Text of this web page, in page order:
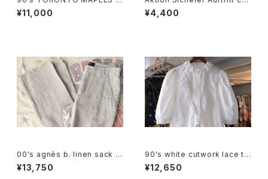
EAFS black cotton Tee "M
ade in CANADA"
¥11,000
ton promotional drawstrin
g Bag
¥4,400
00's agnès b. linen sack st
raight leg Pants
¥13,750
90's white cutwork lace tri
mmed cotton Blouse
¥12,650